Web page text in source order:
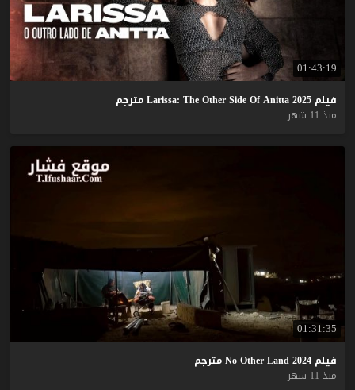
01:43:19
فيلم Larissa: The Other Side Of Anitta 2025
مترجم
منذ 11 شهر
01:31:35
فيلم No Other Land 2024
مترجم
منذ 11 شهر